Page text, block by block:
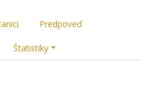
Predpoveď
Štatistiky